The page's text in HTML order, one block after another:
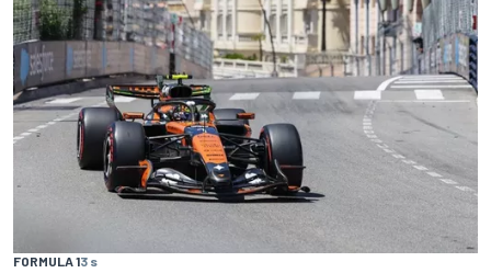
FORMULA 13 s